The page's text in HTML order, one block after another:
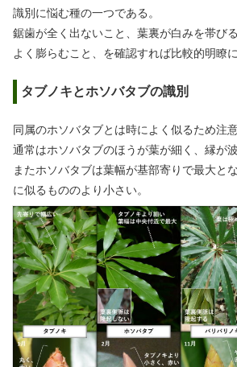
識別に悩む種の一つである。
鋸歯が全く出ないこと、葉裏が白みを帯び
よく膨らむこと、を確認すれば比較的明瞭
タブノキとホソバタブの識別
同属のホソバタブとは時によく似るため注意
通常はホソバタブのほうが葉が細く、縁が
またホソバタブは葉幅が基部寄りで最大と
に似るもののより小さい。